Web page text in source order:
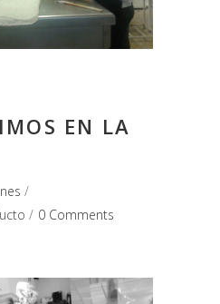
EN LA
0 Comments